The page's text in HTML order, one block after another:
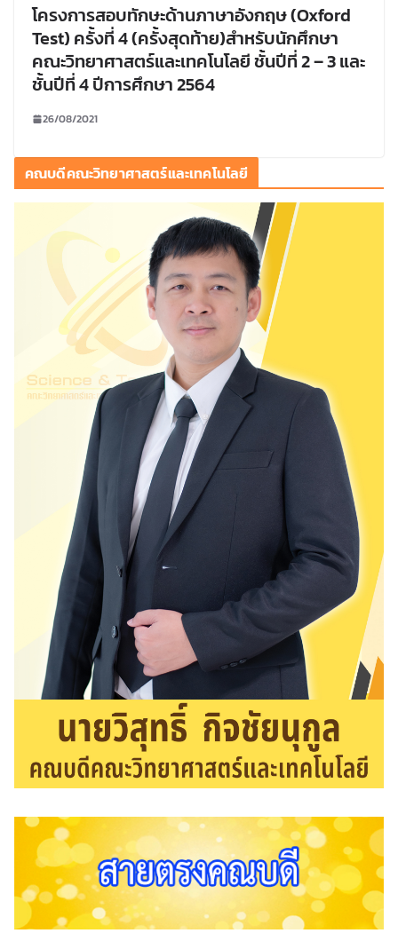
โครงการสอบทักษะด้านภาษาอังกฤษ (Oxford
Test) ครั้งที่ 4 (ครั้งสุดท้าย)สำหรับนักศึกษา
คณะวิทยาศาสตร์และเทคโนโลยี ชั้นปีที่ 2 – 3 และ
ชั้นปีที่ 4 ปีการศึกษา 2564
26/08/2021
คณบดีคณะวิทยาศาสตร์และเทคโนโลยี